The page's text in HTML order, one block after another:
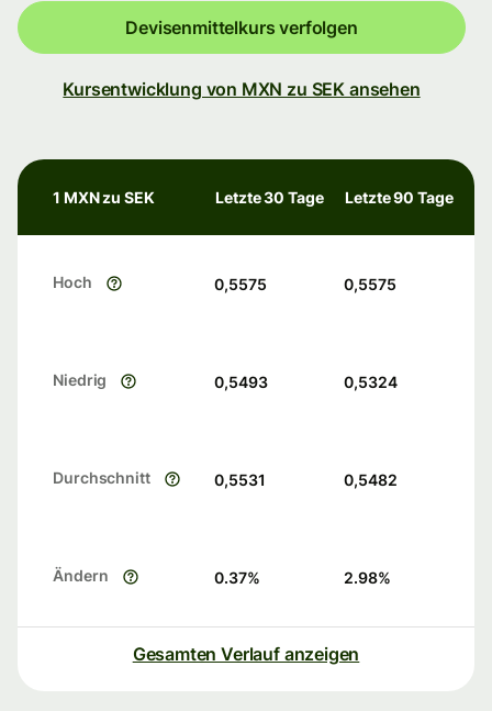
Devisenmittelkurs verfolgen
Kursentwicklung von MXN zu SEK ansehen
1 MXN zu SEK Letzte 30 Tage Letzte 90 Tage
Hoch 0,5575 0,5575
Niedrig 0,5493 0,5324
Durchschnitt 0,5531 0,5482
Ändern 0.37% 2.98%
Gesamten Verlauf anzeigen